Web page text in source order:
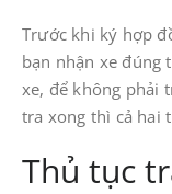
Trước khi ký hợp
bạn nhận xe đúng
xe, để không phải
tra xong thì cả hai
Thủ tục